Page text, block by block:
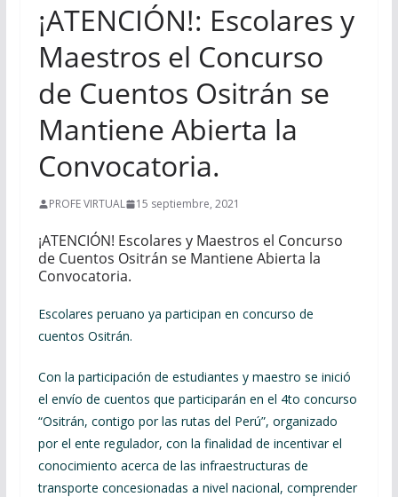
¡ATENCIÓN!: Escolares y
Maestros el Concurso
de Cuentos Ositrán se
Mantiene Abierta la
Convocatoria.
PROFE VIRTUAL 15 septiembre, 2021
¡ATENCIÓN! Escolares y Maestros el Concurso
de Cuentos Ositrán se Mantiene Abierta la
Convocatoria.
Escolares peruano ya participan en concurso de
cuentos Ositrán.
Con la participación de estudiantes y maestro se inició
el envío de cuentos que participarán en el 4to concurso
“Ositrán, contigo por las rutas del Perú”, organizado
por el ente regulador, con la finalidad de incentivar el
conocimiento acerca de las infraestructuras de
transporte concesionadas a nivel nacional, comprender